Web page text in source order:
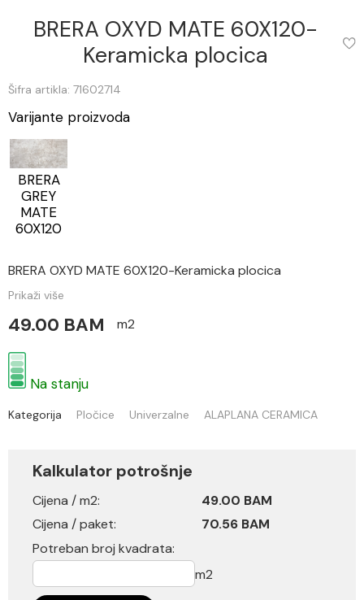
BRERA OXYD MATE 60X120-
Keramicka plocica
Šifra artikla: 71602714
Varijante proizvoda
BRERA
GREY
MATE
60X120
BRERA OXYD MATE 60X120-Keramicka plocica
Prikaži više
49.00 BAM m2
Na stanju
Kategorija Pločice Univerzalne ALAPLANA CERAMICA
Kalkulator potrošnje
Cijena / m2:
49.00 BAM
Cijena / paket:
70.56 BAM
Potreban broj kvadrata:
m2